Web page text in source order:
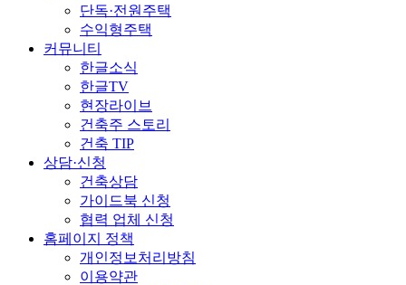
단독·전원주택
수익형주택
커뮤니티
한글소식
한글TV
현장라이브
건축주 스토리
건축 TIP
상담·신청
건축상담
가이드북 신청
협력 업체 신청
홈페이지 정책
개인정보처리방침
이용약관